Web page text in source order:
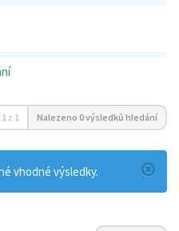
1 z 1 Nalezeno 0 výsledků hledání
vhodné výsledky.